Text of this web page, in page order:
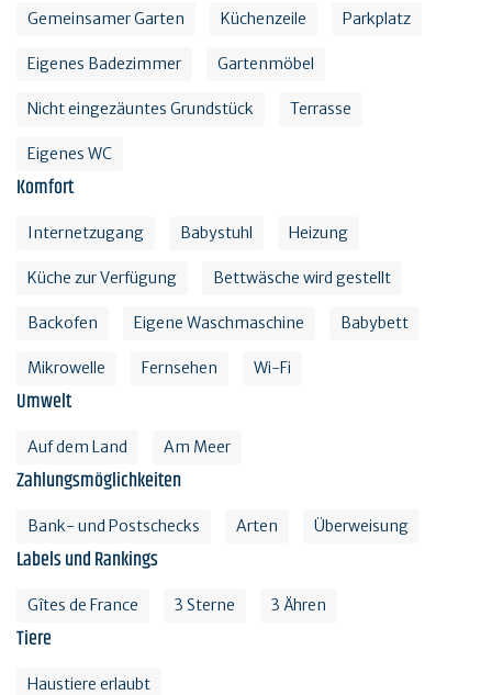
Gemeinsamer Garten Küchenzeile Parkplatz
Eigenes Badezimmer Gartenmöbel
Nicht eingezäuntes Grundstück Terrasse
Eigenes WC
Komfort
Internetzugang Babystuhl Heizung
Küche zur Verfügung Bettwäsche wird gestellt
Backofen Eigene Waschmaschine Babybett
Mikrowelle Fernsehen Wi-Fi
Umwelt
Auf dem Land Am Meer
Zahlungsmöglichkeiten
Bank- und Postschecks Arten Überweisung
Labels und Rankings
Gîtes de France 3 Sterne 3 Ähren
Tiere
Haustiere erlaubt